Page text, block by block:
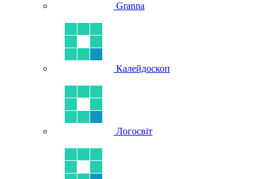
Granna
Калейдоскоп
Логосвіт